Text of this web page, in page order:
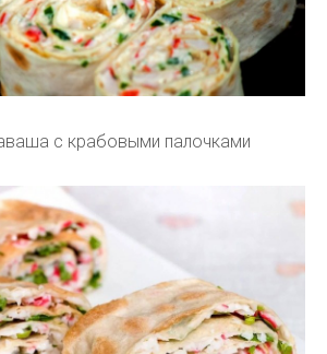
с крабовыми палочками